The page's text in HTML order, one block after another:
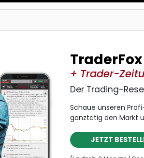
+ Trader-
Der Trading-
Schaue unseren
ganztätig den Markt
JETZT